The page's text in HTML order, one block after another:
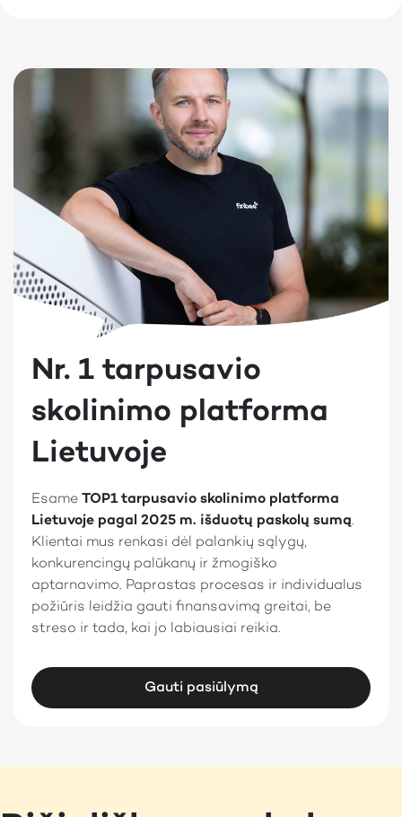
Nr. 1 tarpusavio
skolinimo platforma
Lietuvoje
Esame TOP1 tarpusavio skolinimo platforma
Lietuvoje pagal 2025 m. išduotų paskolų sumą.
Klientai mus renkasi dėl palankių sąlygų,
konkurencingų palūkanų ir žmogiško
aptarnavimo. Paprastas procesas ir individualus
požiūris leidžia gauti finansavimą greitai, be
streso ir tada, kai jo labiausiai reikia.
Gauti pasiūlymą